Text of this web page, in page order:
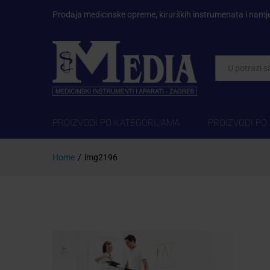
Prodaja medicinske opreme, kirurških instrumenata i
Kategorije
PROIZVODI PO KATEGORIJAMA PROIZVODI
Home / img2196